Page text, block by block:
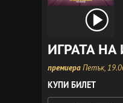
ИГРАТА НА
премиераПетък,
КУПИ БИЛЕТ